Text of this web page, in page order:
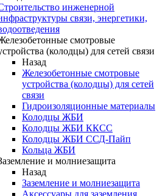
инженерной
связи, энергетики,
смотровые
(колодцы) для сетей связи
Назад
Железобетонные смотровые
устройства (колодцы) для сетей
связи
Гидроизоляционные материалы
Колодцы ЖБИ
Колодцы ЖБИ ККСС
Колодцы ЖБИ ССД-Пайп
Кольца ЖБИ
и молниезащита
Назад
Заземление и молниезащита
Аксессуары для заземления